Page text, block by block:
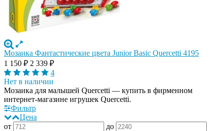
Мозаика Фантастические цвета Junior Basic Quercetti 4195
1 150 ₽ 2 339 ₽
4
Нет в наличии
Мозаика для малышей Quercetti — купить в фирменном
интернет-магазине игрушек Quercetti.
Фильтр
Цена
от
до